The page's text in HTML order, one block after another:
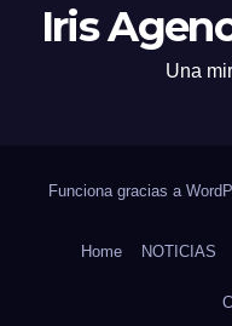
Iris
Una
Funciona gracias a
Home NOTICIAS